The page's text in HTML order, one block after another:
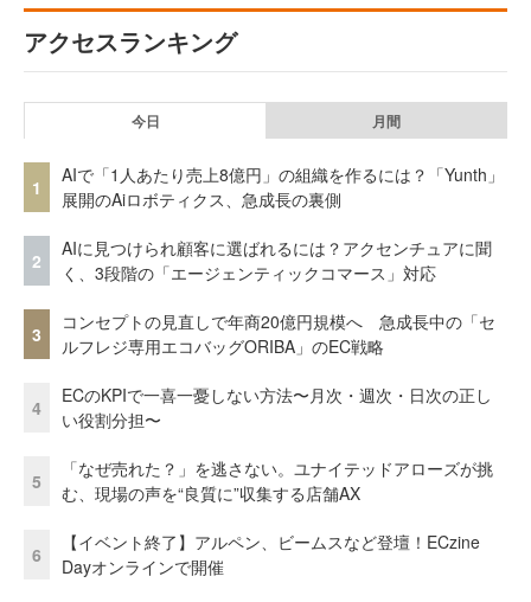
アクセスランキング
今日 月間
1
AIで「1人あたり売上8億円」の組織を作るには？「Yunth」
展開のAiロボティクス、急成長の裏側
2
AIに見つけられ顧客に選ばれるには？アクセンチュアに聞
く、3段階の「エージェンティックコマース」対応
3
コンセプトの見直しで年商20億円規模へ 急成長中の「セ
ルフレジ専用エコバッグORIBA」のEC戦略
4
ECのKPIで一喜一憂しない方法〜月次・週次・日次の正し
い役割分担〜
5
「なぜ売れた？」を逃さない。ユナイテッドアローズが挑
む、現場の声を“良質に”収集する店舗AX
6
【イベント終了】アルペン、ビームスなど登壇！ECzine
Dayオンラインで開催